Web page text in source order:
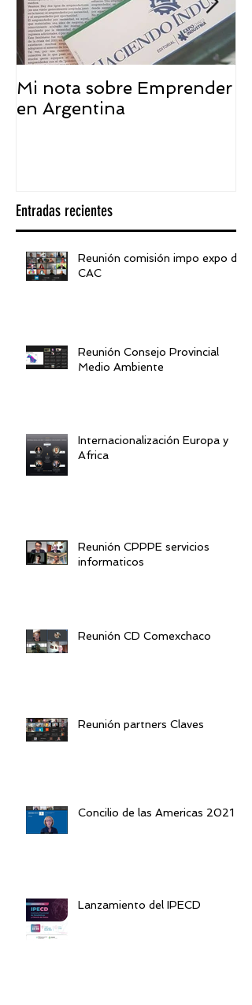
Mi nota sobre Emprender
en Argentina
Entradas recientes
Reunión comisión impo expo de
CAC
Reunión Consejo Provincial
Medio Ambiente
Internacionalización Europa y
Africa
Reunión CPPPE servicios
informaticos
Reunión CD Comexchaco
Reunión partners Claves
Concilio de las Americas 2021
Lanzamiento del IPECD